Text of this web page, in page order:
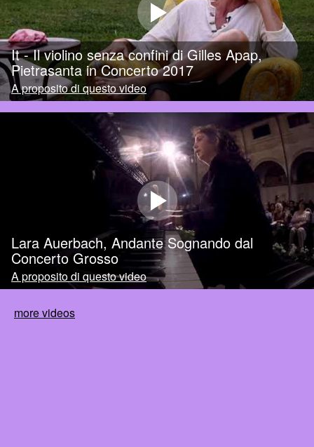
It - Il violino senza confini di Gilles Apap,
Pietrasanta in Concerto 2017
A proposito di questo video
Lara Auerbach, Andante Sognando dal
Concerto Grosso
A proposito di questo video
more videos